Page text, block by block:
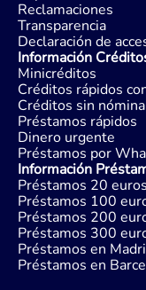
Reclamaciones
Transparencia
Declaración de
Información
Minicréditos
Créditos rápidos
Créditos sin nómina
Préstamos rápidos
Dinero urgente
Préstamos por
Información
Préstamos 20 euros
Préstamos 100
Préstamos 200
Préstamos 300
Préstamos en
Préstamos en